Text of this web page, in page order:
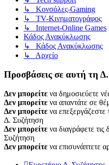
↳ Kονσόλες-Gaming
↳ TV-Κινηματογράφος
↳ Internet-Online Games
Κάδος Ανακύκλωσης
↳ Κάδος Ανακύκλωσης
↳ Αρχείο
Προσβάσεις σε αυτή τη
Δεν μπορείτε να δημοσιεύετε
Δεν μπορείτε να απαντάτε σε
Δεν μπορείτε να επεξεργάζεστε
Δ. Συζήτηση
Δεν μπορείτε να διαγράφετε
Συζήτηση
Δεν μπορείτε να επισυνάπτετε